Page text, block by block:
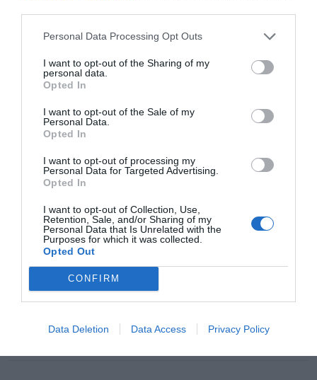
Personal Data Processing Opt Outs
I want to opt-out of the Sharing of my
personal data.
Opted In
I want to opt-out of the Sale of my
Personal Data.
Opted In
I want to opt-out of processing my
Personal Data for Targeted Advertising.
Opted In
I want to opt-out of Collection, Use,
Retention, Sale, and/or Sharing of my
Personal Data that Is Unrelated with the
Purposes for which it was collected.
Opted Out
CONFIRM
Data Deletion Data Access Privacy Policy
seminario de cine «5 Historias sobre salud y
derechos» que se realizará el jueves, 9 de
de Farmacia de Albacete. En esta cita con el
alumnado se proyectará el documental
Constitucional de la Universidad Pontificia
Comillas de Madrid, Antonio Pérez Miras,
I Congreso Intersanitario Estatal
Noticias y novedades
04/09/2014
El Congreso Intersanitario Estatal para
edición de un ambicioso evento que busca
unir a estudiantes de la salud de todo el país,
más concretamente Farmacia, Enfermería y